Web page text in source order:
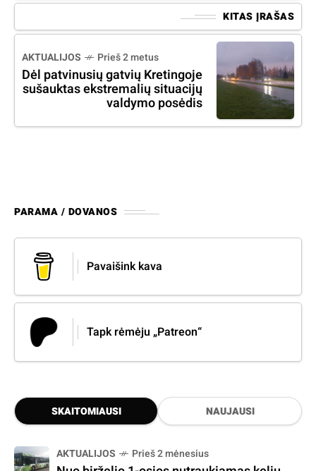
KITAS ĮRAŠAS
AKTUALIJOS Prieš 2 metus
Dėl patvinusių gatvių Kretingoje
sušauktas ekstremalių situacijų
valdymo posėdis
PARAMA / DOVANOS
Pavaišink kava
Tapk rėmėju „Patreon“
SKAITOMIAUSI NAUJAUSI
AKTUALIJOS Prieš 2 mėnesius